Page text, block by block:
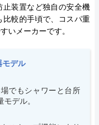
止装置など独自の安全機
較的手頃で、コスパ重
いメーカーです。
モデル
でもシャワーと台所
デル。